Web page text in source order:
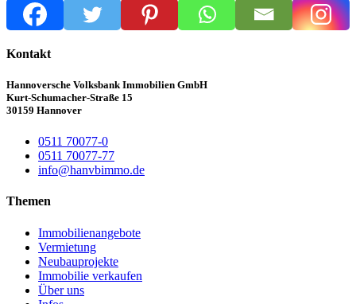
Kontakt
Hannoversche Volksbank Immobilien GmbH
Kurt-Schumacher-Straße 15
30159 Hannover
0511 70077-0
0511 70077-77
info@hanvbimmo.de
Themen
Immobilienangebote
Vermietung
Neubauprojekte
Immobilie verkaufen
Über uns